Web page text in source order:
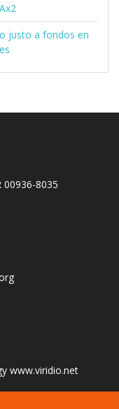
justo a fondos en
00936-8035
www.viridio.net